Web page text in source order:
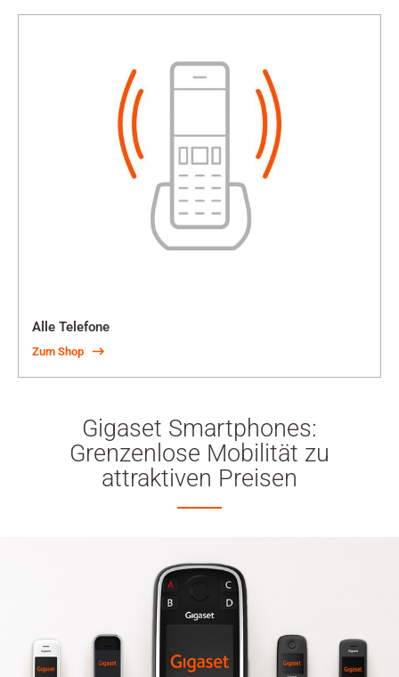
Alle Telefone
Zum Shop
Gigaset Smartphones:
Grenzenlose Mobilität zu
attraktiven Preisen